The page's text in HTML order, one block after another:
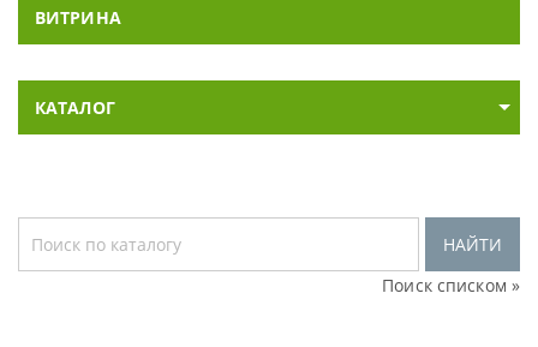
ВИТРИНА
КАТАЛОГ
НАЙТИ
Поиск списком »